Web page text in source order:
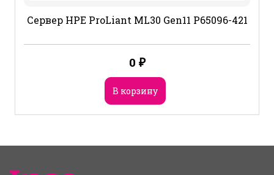
Сервер HPE ProLiant ML30 Gen11 P65096-421
0 ₽
В корзину